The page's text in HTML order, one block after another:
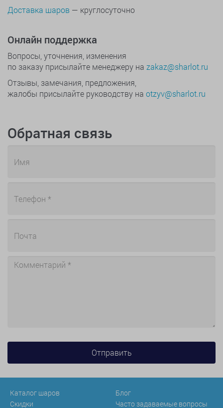
Доставка шаров — круглосуточно
Онлайн поддержка
Вопросы, уточнения, изменения
по заказу присылайте менеджеру на zakaz@sharlot.ru
Отзывы, замечания, предложения,
жалобы присылайте руководству на otzyv@sharlot.ru
Обратная связь
Каталог шаров
Скидки
Блог
Часто задаваемые вопросы